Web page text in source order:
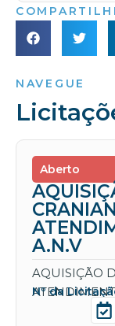
NAVEGUE
Aberto
A.N.V
AQUISIÇÃO
Nº da